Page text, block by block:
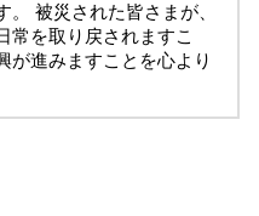
被災された皆さまが、
常を取り戻されますこ
が進みますことを心より